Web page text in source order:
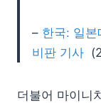
– 한국: 일
비판 기사
더불어 마이니